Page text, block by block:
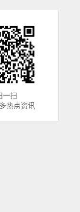
一扫
热点资讯